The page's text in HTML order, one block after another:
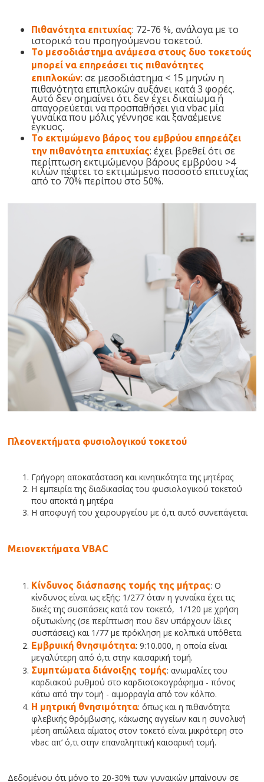
Πιθανότητα επιτυχίας: 72-76 %, ανάλογα με το
ιστορικό του προηγούμενου τοκετού.
Το μεσοδιάστημα ανάμεσα στους δυο τοκετούς
μπορεί να επηρεάσει τις πιθανότητες
επιπλοκών: σε μεσοδιάστημα < 15 μηνών η
πιθανότητα επιπλοκών αυξάνει κατά 3 φορές.
Αυτό δεν σημαίνει ότι δεν έχει δικαίωμα ή
απαγορεύεται να προσπαθήσει για vbac μία
γυναίκα που μόλις γέννησε και ξαναέμεινε
έγκυος.
Το εκτιμώμενο βάρος του εμβρύου επηρεάζει
την πιθανότητα επιτυχίας: έχει βρεθεί ότι σε
περίπτωση εκτιμώμενου βάρους εμβρύου >4
κιλών πέφτει το εκτιμώμενο ποσοστό επιτυχίας
από το 70% περίπου στο 50%.
Πλεονεκτήματα φυσιολογικού τοκετού
Γρήγορη αποκατάσταση και κινητικότητα της μητέρας
Η εμπειρία της διαδικασίας του φυσιολογικού τοκετού
που αποκτά η μητέρα
Η αποφυγή του χειρουργείου με ό,τι αυτό συνεπάγεται
Μειονεκτήματα VBAC
Κίνδυνος διάσπασης τομής της μήτρας: Ο
κίνδυνος είναι ως εξής: 1/277 όταν η γυναίκα έχει τις
δικές της συσπάσεις κατά τον τοκετό, 1/120 με χρήση
οξυτωκίνης (σε περίπτωση που δεν υπάρχουν ίδιες
συσπάσεις) και 1/77 με πρόκληση με κολπικά υπόθετα.
Εμβρυική θνησιμότητα: 9:10.000, η οποία είναι
μεγαλύτερη από ό,τι στην καισαρική τομή.
Συμπτώματα διάνοιξης τομής: ανωμαλίες του
καρδιακού ρυθμού στο καρδιοτοκογράφημα - πόνος
κάτω από την τομή - αιμορραγία από τον κόλπο.
Η μητρική θνησιμότητα: όπως και η πιθανότητα
φλεβικής θρόμβωσης, κάκωσης αγγείων και η συνολική
μέση απώλεια αίματος στον τοκετό είναι μικρότερη στο
vbac απ’ ό,τι στην επαναληπτική καισαρική τομή.
Δεδομένου ότι μόνο το 20-30% των γυναικών μπαίνουν σε